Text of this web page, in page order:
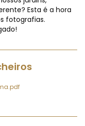
Esta é a hora
fotografias.